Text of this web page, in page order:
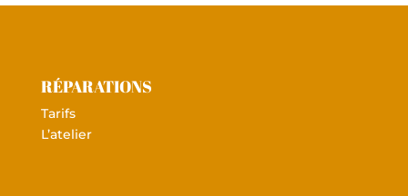
RÉPARATIONS
Tarifs
L’atelier